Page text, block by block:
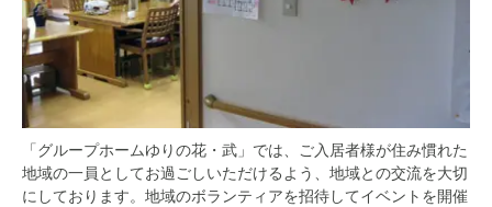
「グループホームゆりの花・武」では、ご入居者様が住み慣れた
地域の一員としてお過ごしいただけるよう、地域との交流を大切
にしております。地域のボランティアを招待してイベントを開催